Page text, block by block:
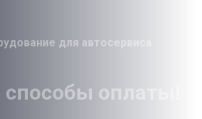
для автосервиса
оплаты!